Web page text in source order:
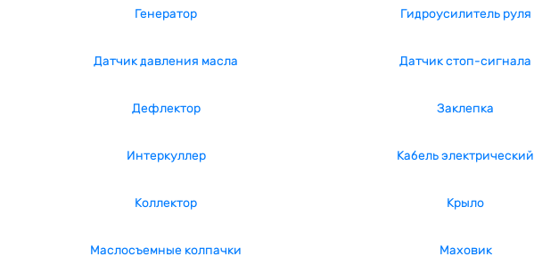
Генератор Гидроусилитель руля
Датчик давления масла Датчик стоп-сигнала
Дефлектор Заклепка
Интеркуллер Кабель электрический
Коллектор Крыло
Маслосъемные колпачки Маховик